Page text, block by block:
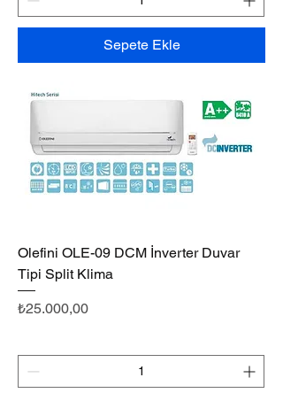
Sepete Ekle
Olefini OLE-09 DCM İnverter Duvar
Tipi Split Klima
Fiyat
₺25.000,00